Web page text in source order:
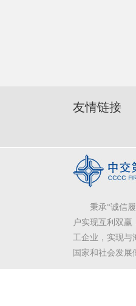
友情链接
秉承“诚信
户实现互利双赢
工企业，实现与
国家和社会发展